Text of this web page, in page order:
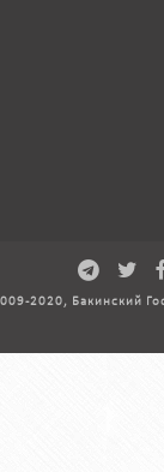
2020, Бакинский